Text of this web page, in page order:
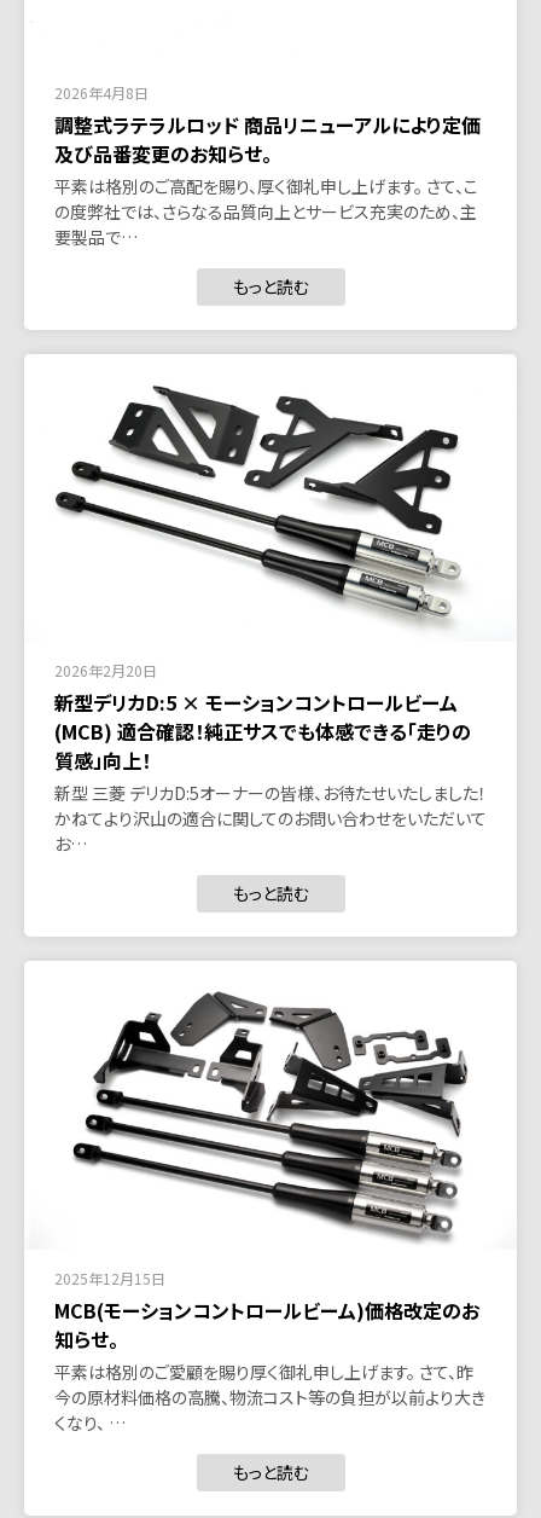
2026年4月8日
調整式ラテラルロッド 商品リニューアルにより定価
及び品番変更のお知らせ。
平素は格別のご高配を賜り、厚く御礼申し上げます。 さて、こ
の度弊社では、さらなる品質向上とサービス充実のため、主
要製品で…
もっと読む
2026年2月20日
新型デリカD:5 × モーションコントロールビーム
(MCB) 適合確認！純正サスでも体感できる「走りの
質感」向上！
新型 三菱 デリカD:5オーナーの皆様、お待たせいたしました！
かねてより沢山の適合に関してのお問い合わせをいただいて
お…
もっと読む
2025年12月15日
MCB(モーションコントロールビーム)価格改定のお
知らせ。
平素は格別のご愛顧を賜り厚く御礼申し上げます。 さて、昨
今の原材料価格の高騰、物流コスト等の負担が以前より大き
くなり、 …
もっと読む